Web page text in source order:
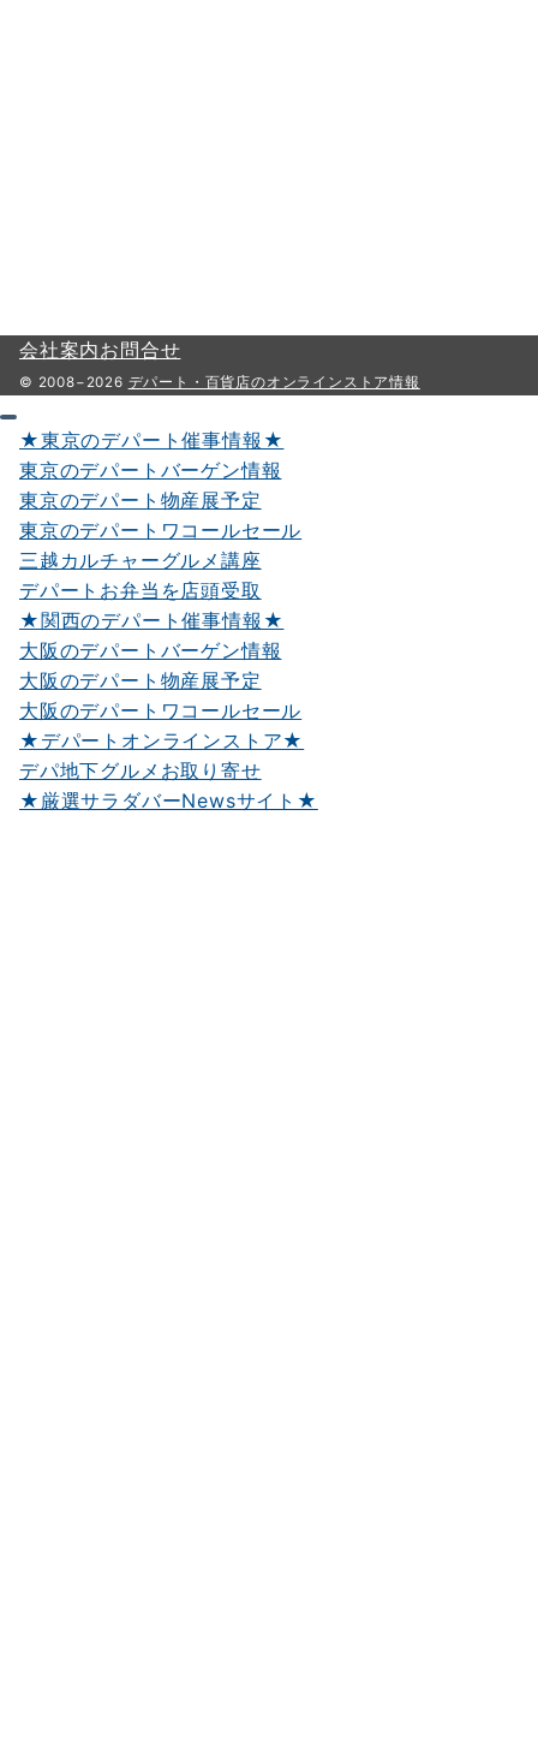
会社案内お問合せ
© 2008−2026 デパート・百貨店のオンラインストア情報
★東京のデパート催事情報★
東京のデパートバーゲン情報
東京のデパート物産展予定
東京のデパートワコールセール
三越カルチャーグルメ講座
デパートお弁当を店頭受取
★関西のデパート催事情報★
大阪のデパートバーゲン情報
大阪のデパート物産展予定
大阪のデパートワコールセール
★デパートオンラインストア★
デパ地下グルメお取り寄せ
★厳選サラダバーNewsサイト★